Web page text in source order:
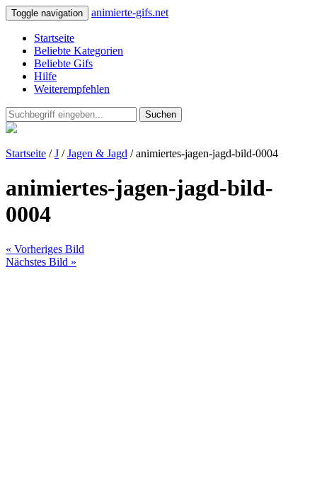
Toggle navigation animierte-gifs.net
Startseite
Beliebte Kategorien
Beliebte Gifs
Hilfe
Weiterempfehlen
Suchen
Startseite /J /Jagen & Jagd / animiertes-jagen-jagd-bild-0004
animiertes-jagen-jagd-bild-
0004
« Vorheriges Bild
Nächstes Bild »